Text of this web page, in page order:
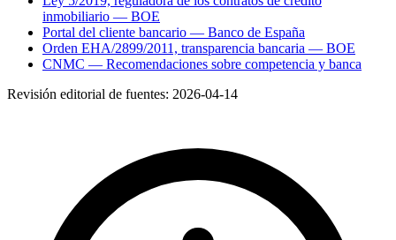
inmobiliario — BOE
Portal del cliente bancario — Banco de España
Orden EHA/2899/2011, transparencia bancaria — BOE
CNMC — Recomendaciones sobre competencia y banca
Revisión editorial de fuentes: 2026-04-14